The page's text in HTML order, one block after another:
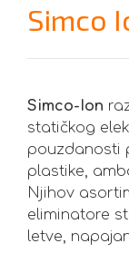
Simco
Simco-Ion
statičkog
pouzdanosti
plastike,
Njihov
eliminatore
letve,